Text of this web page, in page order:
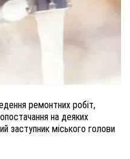
ремонтних робіт,
на деяких
заступник міського голови